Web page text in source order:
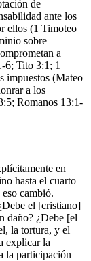
de
ante los
ellos (1 Timoteo
sobre
a
6; Tito 3:1; 1
impuestos (Mateo
a los
Romanos 13:1-
en
hasta el cuarto
cambió.
el [cristiano]
daño? ¿Debe [el
la tortura, y el
explicar la
la participación